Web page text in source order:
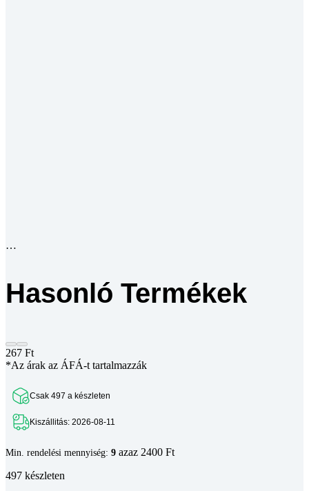
Hasonló Termékek
267Ft
*Az árak az ÁFÁ-t tartalmazzák